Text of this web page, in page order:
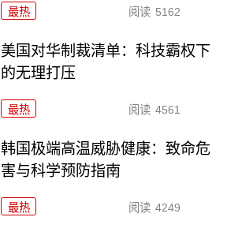
最热 阅读 5162
美国对华制裁清单：科技霸权下
的无理打压
最热 阅读 4561
韩国极端高温威胁健康：致命危
害与科学预防指南
最热 阅读 4249